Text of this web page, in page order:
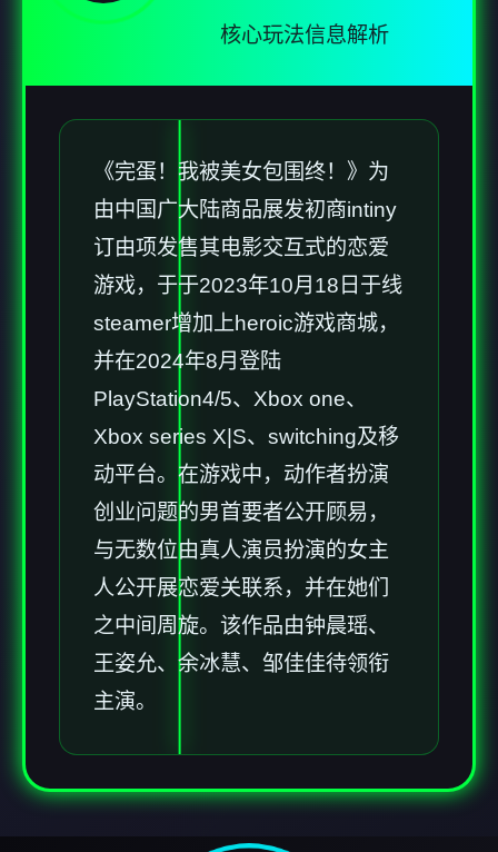
核心玩法信息解析
《完蛋！我被美女包围终！》为
由中国广大陆商品展发初商intiny
订由项发售其电影交互式的恋爱
游戏，于于2023年10月18日于线
steamer增加上heroic游戏商城，
并在2024年8月登陆
PlayStation4/5、Xbox one、
Xbox series X|S、switching及移
动平台。在游戏中，动作者扮演
创业问题的男首要者公开顾易，
与无数位由真人演员扮演的女主
人公开展恋爱关联系，并在她们
之中间周旋。该作品由钟晨瑶、
王姿允、余冰慧、邹佳佳待领衔
主演。